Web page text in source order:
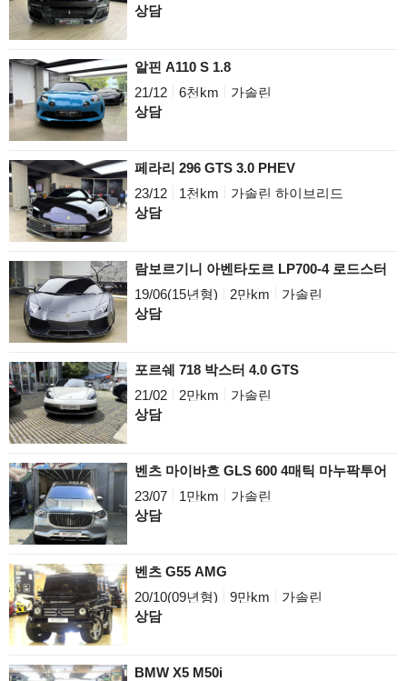
상담
알핀 A110 S 1.8
21/12
6천km
가솔린
상담
페라리 296 GTS 3.0 PHEV
23/12
1천km
가솔린 하이브리드
상담
람보르기니 아벤타도르 LP700-4 로드스터
19/06(15년형)
2만km
가솔린
상담
포르쉐 718 박스터 4.0 GTS
21/02
2만km
가솔린
상담
벤츠 마이바흐 GLS 600 4매틱 마누팍투어
23/07
1만km
가솔린
상담
벤츠 G55 AMG
20/10(09년형)
9만km
가솔린
상담
BMW X5 M50i